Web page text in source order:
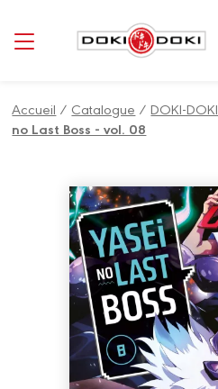
Accueil / Catalogue /DOKI-DOKI
no Last Boss - vol. 08